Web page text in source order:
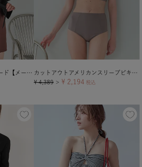
ウエストマークラッシュガード【メール便可／70】
カットアウトアメリカンスリーブビキニ/水着【メール便可／100】
¥ 4,389 ＞ ¥ 2,194 税込